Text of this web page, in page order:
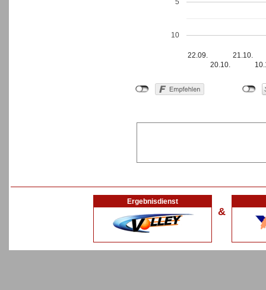
22.09.
20.10.
21.10.
5
10
Ergebnisdienst
&